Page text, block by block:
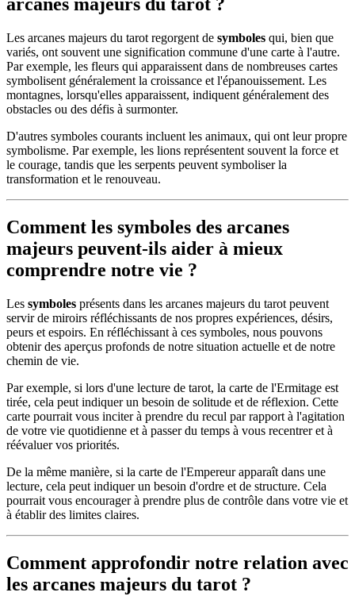
arcanes majeurs du tarot ?
Les arcanes majeurs du tarot regorgent de symboles qui, bien que
variés, ont souvent une signification commune d'une carte à l'autre.
Par exemple, les fleurs qui apparaissent dans de nombreuses cartes
symbolisent généralement la croissance et l'épanouissement. Les
montagnes, lorsqu'elles apparaissent, indiquent généralement des
obstacles ou des défis à surmonter.
D'autres symboles courants incluent les animaux, qui ont leur propre
symbolisme. Par exemple, les lions représentent souvent la force et
le courage, tandis que les serpents peuvent symboliser la
transformation et le renouveau.
Comment les symboles des arcanes
majeurs peuvent-ils aider à mieux
comprendre notre vie ?
Les symboles présents dans les arcanes majeurs du tarot peuvent
servir de miroirs réfléchissants de nos propres expériences, désirs,
peurs et espoirs. En réfléchissant à ces symboles, nous pouvons
obtenir des aperçus profonds de notre situation actuelle et de notre
chemin de vie.
Par exemple, si lors d'une lecture de tarot, la carte de l'Ermitage est
tirée, cela peut indiquer un besoin de solitude et de réflexion. Cette
carte pourrait vous inciter à prendre du recul par rapport à l'agitation
de votre vie quotidienne et à passer du temps à vous recentrer et à
réévaluer vos priorités.
De la même manière, si la carte de l'Empereur apparaît dans une
lecture, cela peut indiquer un besoin d'ordre et de structure. Cela
pourrait vous encourager à prendre plus de contrôle dans votre vie et
à établir des limites claires.
Comment approfondir notre relation avec
les arcanes majeurs du tarot ?